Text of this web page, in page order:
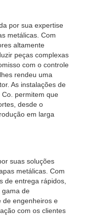
por sua expertise
metálicas. Com
altamente
peças complexas
com o controle
rendeu uma
As instalações de
Co. permitem que
desde o
em larga
suas soluções
metálicas. Com
de entrega rápidos,
gama de
de engenheiros e
com os clientes